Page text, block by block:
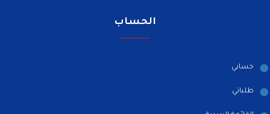
الحساب
حسابي
طلباتي